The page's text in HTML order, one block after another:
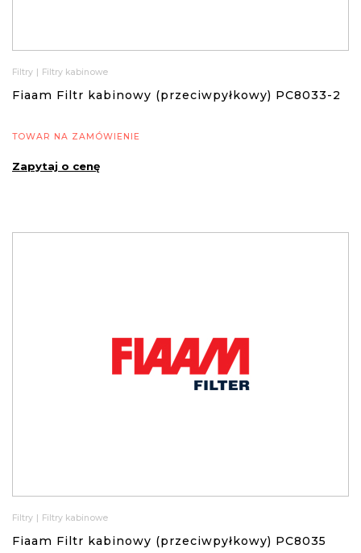
Filtry | Filtry kabinowe
Fiaam Filtr kabinowy (przeciwpyłkowy) PC8033-2
TOWAR NA ZAMÓWIENIE
Zapytaj o cenę
Filtry | Filtry kabinowe
Fiaam Filtr kabinowy (przeciwpyłkowy) PC8035